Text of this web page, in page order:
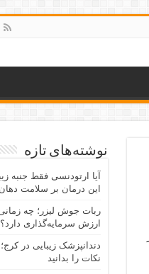
نوشته‌های تازه
آیا ارتودنسی فقط جنبه
این درمان بر سلامت
ربات جوش لیزر؛ چه
ارزش سرمایه‌گذاری دارد؟
دندانپزشک زیبایی در
نکات را بدانید